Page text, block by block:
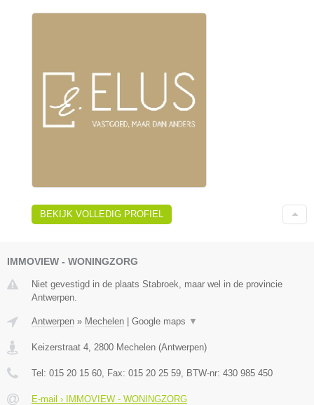
BEKIJK VOLLEDIG PROFIEL
IMMOVIEW - WONINGZORG
Niet gevestigd in de plaats Stabroek, maar wel in de provincie
Antwerpen.
Antwerpen » Mechelen Google maps ▼
Keizerstraat 4, 2800 Mechelen (Antwerpen)
Tel: 015 20 15 60, Fax: 015 20 25 59, BTW-nr: 430 985 450
E-mail › IMMOVIEW - WONINGZORG